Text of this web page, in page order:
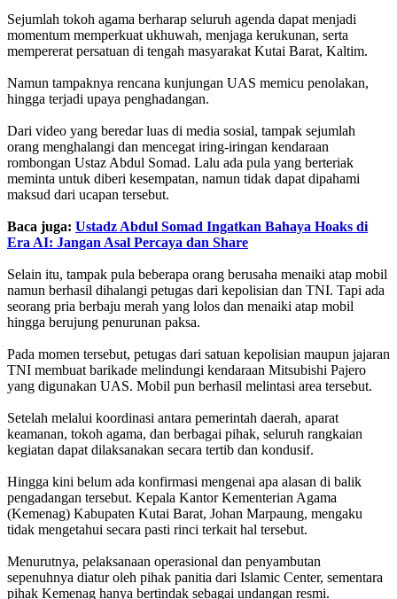
Sejumlah tokoh agama berharap seluruh agenda dapat menjadi
momentum memperkuat ukhuwah, menjaga kerukunan, serta
mempererat persatuan di tengah masyarakat Kutai Barat, Kaltim.
Namun tampaknya rencana kunjungan UAS memicu penolakan,
hingga terjadi upaya penghadangan.
Dari video yang beredar luas di media sosial, tampak sejumlah
orang menghalangi dan mencegat iring-iringan kendaraan
rombongan Ustaz Abdul Somad. Lalu ada pula yang berteriak
meminta untuk diberi kesempatan, namun tidak dapat dipahami
maksud dari ucapan tersebut.
Baca juga: Ustadz Abdul Somad Ingatkan Bahaya Hoaks di
Era AI: Jangan Asal Percaya dan Share
Selain itu, tampak pula beberapa orang berusaha menaiki atap mobil
namun berhasil dihalangi petugas dari kepolisian dan TNI. Tapi ada
seorang pria berbaju merah yang lolos dan menaiki atap mobil
hingga berujung penurunan paksa.
Pada momen tersebut, petugas dari satuan kepolisian maupun jajaran
TNI membuat barikade melindungi kendaraan Mitsubishi Pajero
yang digunakan UAS. Mobil pun berhasil melintasi area tersebut.
Setelah melalui koordinasi antara pemerintah daerah, aparat
keamanan, tokoh agama, dan berbagai pihak, seluruh rangkaian
kegiatan dapat dilaksanakan secara tertib dan kondusif.
Hingga kini belum ada konfirmasi mengenai apa alasan di balik
pengadangan tersebut. Kepala Kantor Kementerian Agama
(Kemenag) Kabupaten Kutai Barat, Johan Marpaung, mengaku
tidak mengetahui secara pasti rinci terkait hal tersebut.
Menurutnya, pelaksanaan operasional dan penyambutan
sepenuhnya diatur oleh pihak panitia dari Islamic Center, sementara
pihak Kemenag hanya bertindak sebagai undangan resmi.